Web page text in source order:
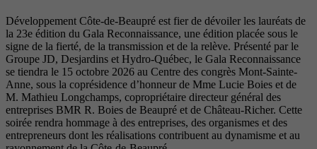
Développement Côte-de-Beaupré est fier de dévoiler les lauréats de
la 23e édition du Gala Reconnaissance, une édition placée sous le
signe de la fierté, de la transmission et de la relève. Présenté par le
Groupe JD, Desjardins et Hydro-Québec, le Gala Reconnaissance
se tiendra le 15 octobre 2026 au Centre des congrès Mont-Sainte-
Anne, sous la coprésidence d’honneur de Mme Lucie Boies et de
M. Mathieu Longchamps, copropriétaire directeur général des
entreprises BMR R. Boies de Beaupré et de Château-Richer. Cette
soirée rendra hommage à des entreprises, des organismes et des
entrepreneurs dont les réalisations contribuent au dynamisme et au